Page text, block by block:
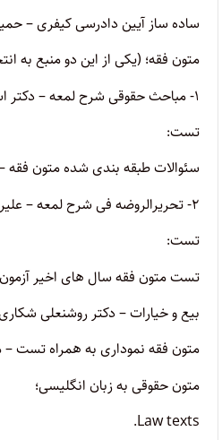
ساده ساز آیین دادرسی کیفری –
متون فقه؛ (یکی از این دو منبع به
۱- مباحث حقوقی شرح لمعه – دکتر اسدالله لطفی.
تست:
سئوالات طبقه بندی شده متون فقه
۲- تحریرالروضه فی شرح لمعه – علیرضا امینی، سید محمد رضا آیتی.
تست:
تست متون فقه سال های اخیر
بیع و خیارات – دکتر روشنعلی
متون فقه نموداری به همراه تست
متون حقوقی به زبان انگلیسی؛
Law texts.